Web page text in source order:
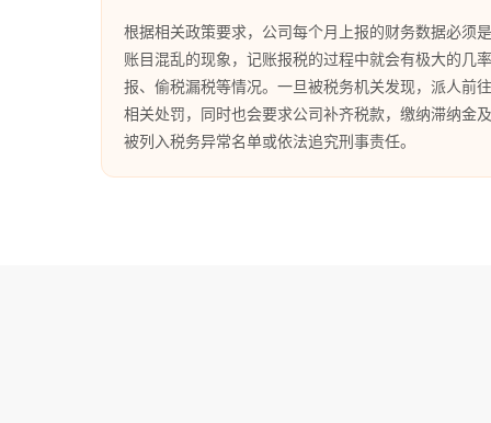
根据相关政策要求，公司每个月上报的财务数据必须
账目混乱的现象，记账报税的过程中就会有极大的几
报、偷税漏税等情况。一旦被税务机关发现，派人前
相关处罚，同时也会要求公司补齐税款，缴纳滞纳金
被列入税务异常名单或依法追究刑事责任。